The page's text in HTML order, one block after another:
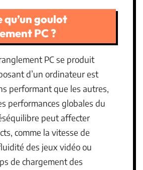
qu’un goulot
PC ?
PC se produit
d’un ordinateur est
performant que les autres,
performances globales du
peut affecter
comme la vitesse de
des jeux vidéo ou
de chargement des